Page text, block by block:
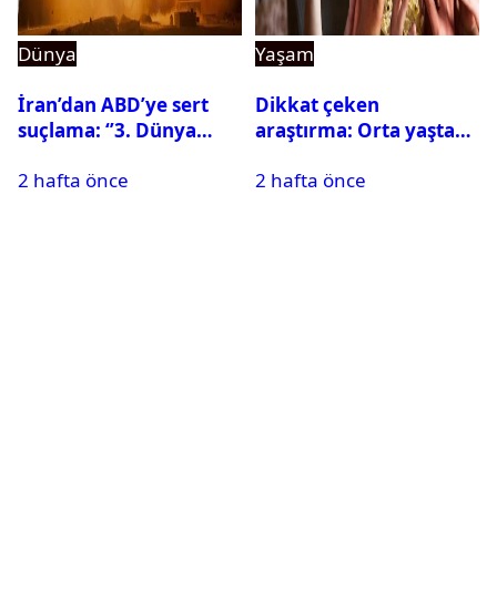
Dünya
İran’dan ABD’ye sert
suçlama: ‘’3. Dünya
silahları kullandılar’’
2 hafta önce
Yaşam
Dikkat çeken
araştırma: Orta yaşta
beyni küçültebilir
2 hafta önce